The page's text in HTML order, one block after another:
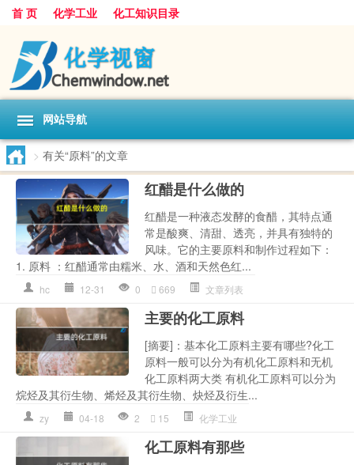
首 页 化学工业 化工知识目录
网站导航
> 有关“原料”的文章
红醋是什么做的
红醋是一种液态发酵的食醋，其特点通
常是酸爽、清甜、透亮，并具有独特的
风味。它的主要原料和制作过程如下：
1. 原料 ：红醋通常由糯米、水、酒和天然色红...
hc 12-31 0 669 文章列表
主要的化工原料
[摘要]：基本化工原料主要有哪些?化工
原料一般可以分为有机化工原料和无机
化工原料两大类 有机化工原料可以分为
烷烃及其衍生物、烯烃及其衍生物、炔烃及衍生...
zy 04-18 2 15 化学工业
化工原料有那些